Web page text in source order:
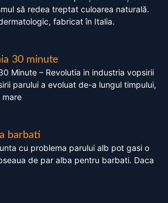
să redea treptat culoarea naturală.
fabricat în Italia.
30 minute
Minute – Revolutia in industria vopsirii
parului a evoluat de-a lungul timpului,
mare
barbati
cu problema parului alb pot gasi o
de par alba pentru barbati. Daca